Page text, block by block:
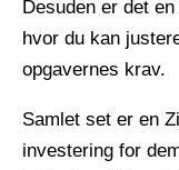
Desuden er det
hvor du kan
opgavernes krav.
Samlet set er en
investering for